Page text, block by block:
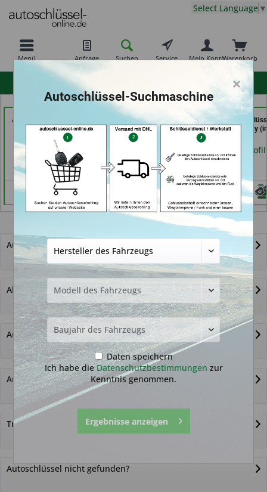
Menü Anfrage Suchen Service Warenkorb
Mein Konto
Select Language ▼
AutoAufsperrer (in Bad
Arolsen)
Händlerprofil
069er Schlüsseldienst
Frankfurt (in Frankfurt
am Main)
Schuh und
Profi Dschurny
Händlerprofil
Transit Connect
Autoschlüssel mit Funk
Alternativ-Funkautoschlüssel
Autoschlüssel ohne Funk
Autoschlüsselgehäuse und Zubehör
Transponder
Autoschlüssel nicht gefunden?
×
Autoschlüssel-Suchmaschine
Daten speichern
Ich habe dieDatenschutzbestimmungen zur
Kenntnis genommen.
Ergebnisse anzeigen